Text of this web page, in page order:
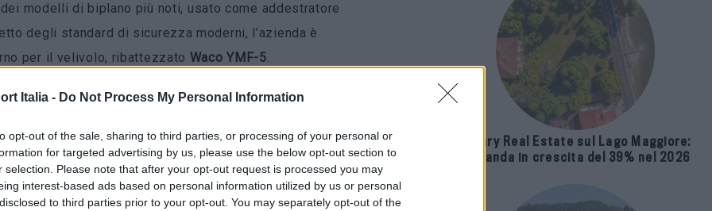
Italia - Do Not Process My Personal Information
opt-out of the sale, sharing to third parties, or processing of your personal or
for targeted advertising by us, please use the below opt-out section to
selection. Please note that after your opt-out request is processed you may
interest-based ads based on personal information utilized by us or personal
to third parties prior to your opt-out. You may separately opt-out of the
modelli di biplano più noti, usato come addestratore
degli standard di sicurezza moderni, l’azienda è
per il velivolo, ribattezzato Waco YMF-5.
domanda per l’esemplare, prodotto ogni anno in
di combinare un design classico con tutti i comfort
Un motore radiale da300 CV (il Jacobs R755A2) gira
fissa in legno da 2 metri, per una velocità massima
Luxury Real Estate sul Lago Maggiore:
domanda in crescita del 39% nel 2026